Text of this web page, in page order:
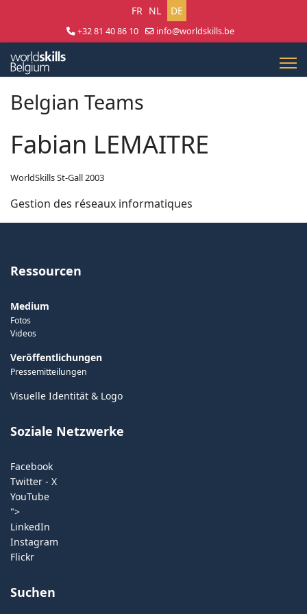
Sprache auswählen
FR NL DE
+32 81 40 86 10
info@worldskills.be
Belgian Teams
Fabian LEMAITRE
WorldSkills St-Gall 2003
Gestion des réseaux informatiques
Ressourcen
Medium
Fotos
Videos
Veröffentlichungen
Pressemitteilungen
Visuelle Identität & Logo
Soziale Netzwerke
Facebook
Twitter - X
YouTube
">
LinkedIn
Instagram
Flickr
Suchen